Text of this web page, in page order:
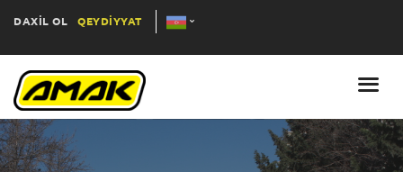
DAXİL OL QEYDİYYAT